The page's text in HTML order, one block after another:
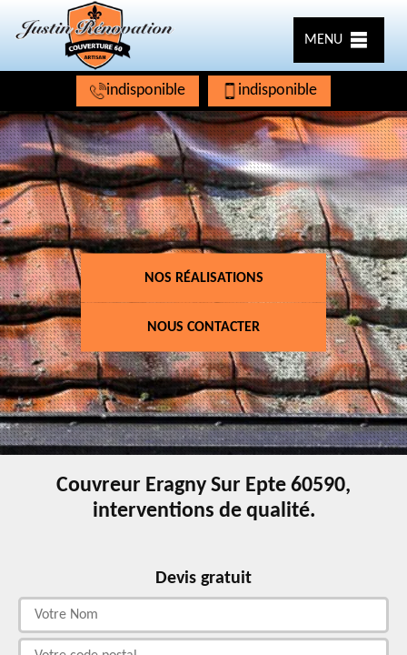
MENU
indisponible indisponible
NOS RÉALISATIONS
NOUS CONTACTER
Couvreur Eragny Sur Epte 60590,
interventions de qualité.
Devis gratuit